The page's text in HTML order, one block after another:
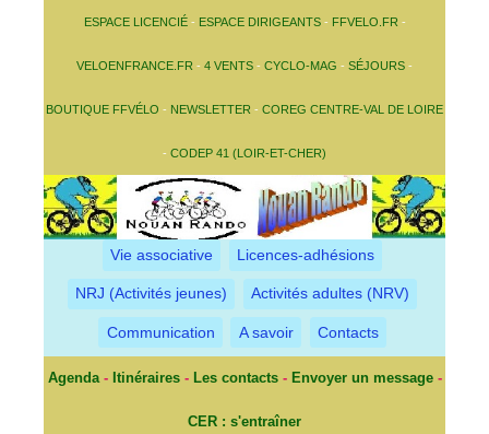
ESPACE LICENCIÉ- ESPACE DIRIGEANTS- FFVELO.FR -
VELOENFRANCE.FR - 4 VENTS - CYCLO-MAG - SÉJOURS -
BOUTIQUE FFVÉLO - NEWSLETTER - COREG CENTRE-VAL DE LOIRE
- CODEP 41 (LOIR-ET-CHER)
Vie associative Licences-adhésions
NRJ (Activités jeunes) Activités adultes (NRV)
Communication A savoir Contacts
Agenda- Itinéraires- Les contacts- Envoyer un message-
CER : s'entraîner